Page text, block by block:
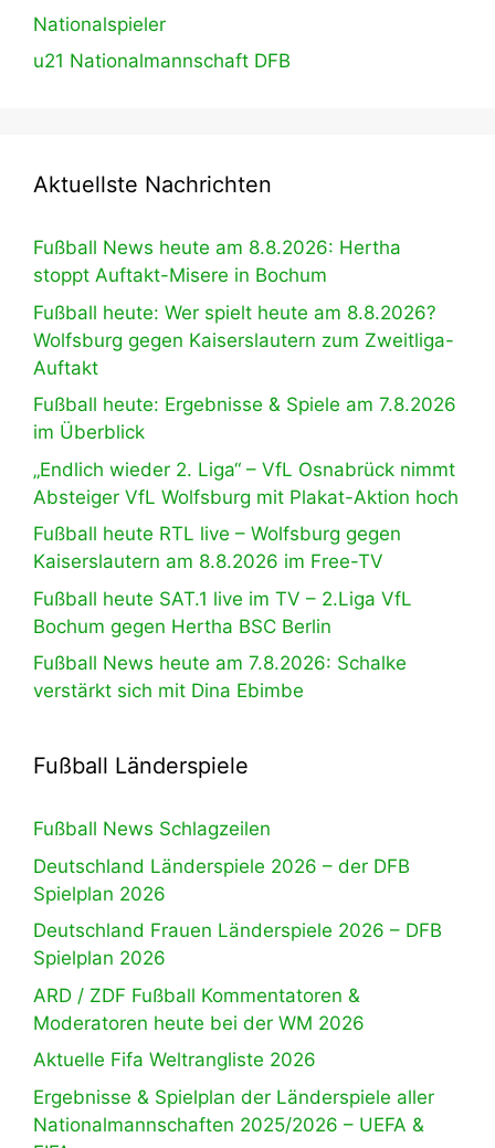
Nationalspieler
u21 Nationalmannschaft DFB
Aktuellste Nachrichten
Fußball News heute am 8.8.2026: Hertha
stoppt Auftakt-Misere in Bochum
Fußball heute: Wer spielt heute am 8.8.2026?
Wolfsburg gegen Kaiserslautern zum Zweitliga-
Auftakt
Fußball heute: Ergebnisse & Spiele am 7.8.2026
im Überblick
„Endlich wieder 2. Liga“ – VfL Osnabrück nimmt
Absteiger VfL Wolfsburg mit Plakat-Aktion hoch
Fußball heute RTL live – Wolfsburg gegen
Kaiserslautern am 8.8.2026 im Free-TV
Fußball heute SAT.1 live im TV – 2.Liga VfL
Bochum gegen Hertha BSC Berlin
Fußball News heute am 7.8.2026: Schalke
verstärkt sich mit Dina Ebimbe
Fußball Länderspiele
Fußball News Schlagzeilen
Deutschland Länderspiele 2026 – der DFB
Spielplan 2026
Deutschland Frauen Länderspiele 2026 – DFB
Spielplan 2026
ARD / ZDF Fußball Kommentatoren &
Moderatoren heute bei der WM 2026
Aktuelle Fifa Weltrangliste 2026
Ergebnisse & Spielplan der Länderspiele aller
Nationalmannschaften 2025/2026 – UEFA &